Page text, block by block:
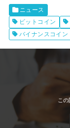
ニュース
ビットコイン
バイナンスコイン